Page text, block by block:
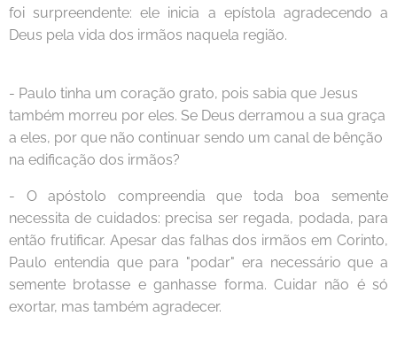
foi surpreendente: ele inicia a epístola agradecendo a
Deus pela vida dos irmãos naquela região.
- Paulo tinha um coração grato, pois sabia que Jesus
também morreu por eles. Se Deus derramou a sua graça
a eles, por que não continuar sendo um canal de bênção
na edificação dos irmãos?
- O apóstolo compreendia que toda boa semente
necessita de cuidados: precisa ser regada, podada, para
então frutificar. Apesar das falhas dos irmãos em Corinto,
Paulo entendia que para "podar" era necessário que a
semente brotasse e ganhasse forma. Cuidar não é só
exortar, mas também agradecer.